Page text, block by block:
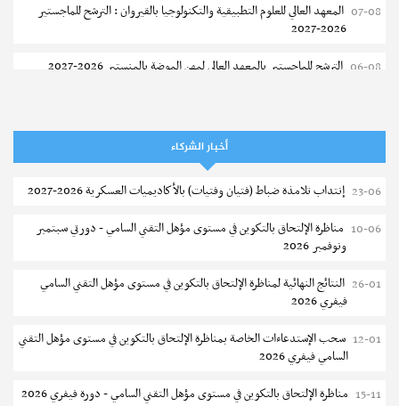
07-08 المعهد العالي للعلوم التطبيقية والتكنولوجيا بالقيروان : الترشح للماجستير
2026-2027
06-08 الترشح للماجستير بالمعهد العالي لمهن الموضة بالمنستير 2026-2027
تمديد آجال الترشح للماجستير بالمعهد العالي لعلوم و تقنيات المياه بقابس
2026-2027
05-08
بلاغ حول مواعيد الترسيم المدرسي عن بعد بعنوان السنة الدراسية 2026-
الإعلان عن نتائج الدورة الرئيسية للتوجيه الجامعي - باكالوريا 2026
05-08 فتح مناظرة لإنتداب عرفاء بسلك الحرس الوطني لسنة 2026
المعهد العالي للرياضة و التربية البدنية بقصر السعيد : ترسيم السنوات الثانية
أخبار الشركاء
23-06 إنتداب تلامذة ضباط (فتيان وفتيات) بالأكاديميات العسكرية 2026-2027
10-06 مناظرة الإلتحاق بالتكوين في مستوى مؤهل التقني السامي - دورتي سبتمبر
ونوفمبر 2026
26-01 النتائج النهائية لمناظرة الإلتحاق بالتكوين في مستوى مؤهل التقني السامي
فيفري 2026
12-01 سحب الإستدعاءات الخاصة بمناظرة الإلتحاق بالتكوين في مستوى مؤهل التقني
السامي فيفري 2026
15-11 مناظرة الإلتحاق بالتكوين في مستوى مؤهل التقني السامي - دورة فيفري 2026